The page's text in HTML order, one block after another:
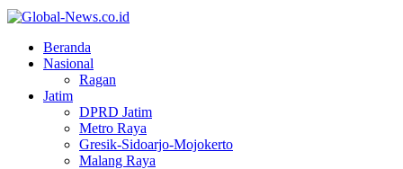
Beranda
Nasional
Ragan
Jatim
DPRD Jatim
Metro Raya
Gresik-Sidoarjo-Mojokerto
Malang Raya